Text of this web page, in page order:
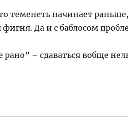
теменеть начинает
Да и с баблосом
рано” – сдаваться вобще